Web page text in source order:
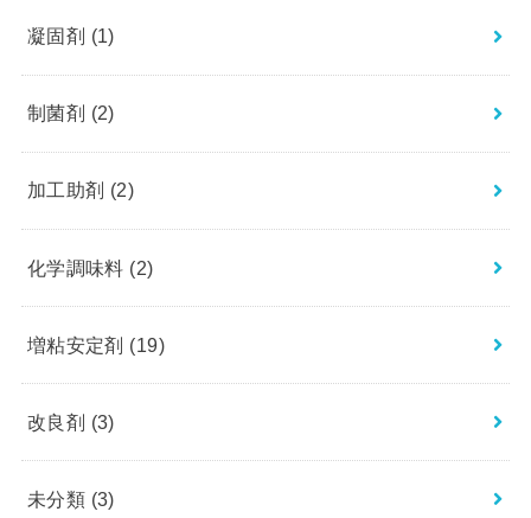
凝固剤 (1)
制菌剤 (2)
加工助剤 (2)
化学調味料 (2)
増粘安定剤 (19)
改良剤 (3)
未分類 (3)